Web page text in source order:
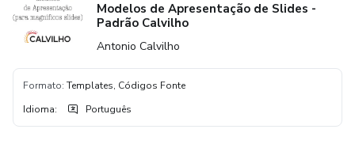
Modelos de Apresentação de Slides -
Padrão Calvilho
Antonio Calvilho
Formato: Templates, Códigos Fonte
Idioma: Português